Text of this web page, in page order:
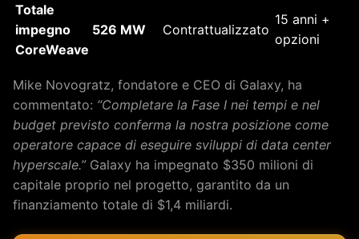
Totale
impegno
CoreWeave
526 MW Contrattualizzato
15 anni +
opzioni
Mike Novogratz, fondatore e CEO di Galaxy, ha
commentato: “Completare la Fase I nei tempi e nel
budget previsto conferma la nostra posizione come
operatore capace di eseguire sviluppi di data center
hyperscale.”Galaxy ha impegnato $350 milioni di
capitale proprio nel progetto, garantito da un
finanziamento totale di $1,4 miliardi.